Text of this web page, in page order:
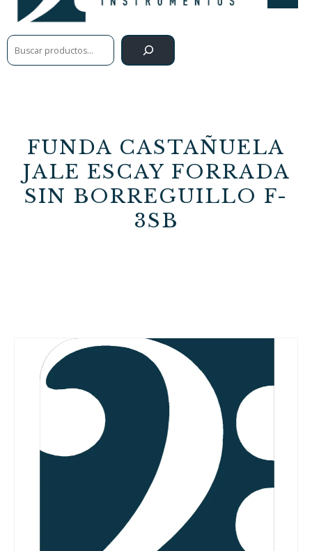
Buscar
FUNDA CASTAÑUELA
JALE ESCAY FORRADA
SIN BORREGUILLO F-
3SB